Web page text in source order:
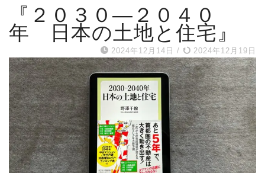
『２０３０―２０４０
年 日本の土地と住宅』
2024年12月14日 / 2024年12月19日